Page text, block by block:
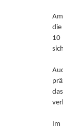
die
10
Im